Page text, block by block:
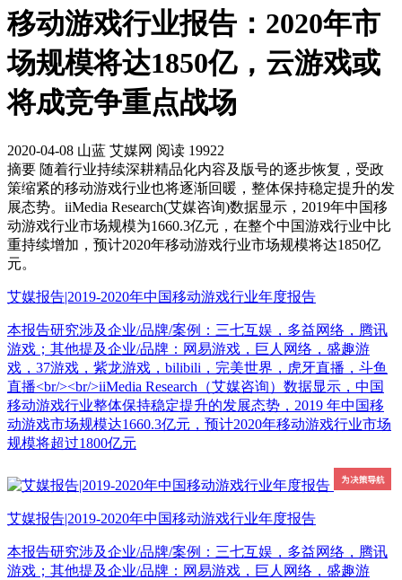
移动游戏行业报告：2020年市
场规模将达1850亿，云游戏或
将成竞争重点战场
2020-04-08 山蓝 艾媒网 阅读 19922
摘要 随着行业持续深耕精品化内容及版号的逐步恢复，受政
策缩紧的移动游戏行业也将逐渐回暖，整体保持稳定提升的发
展态势。iiMedia Research(艾媒咨询)数据显示，2019年中国移
动游戏行业市场规模为1660.3亿元，在整个中国游戏行业中比
重持续增加，预计2020年移动游戏行业市场规模将达1850亿
元。
艾媒报告|2019-2020年中国移动游戏行业年度报告
本报告研究涉及企业/品牌/案例：三七互娱，多益网络，腾讯
游戏；其他提及企业/品牌：网易游戏，巨人网络，盛趣游
戏，37游戏，紫龙游戏，bilibili，完美世界，虎牙直播，斗鱼
直播<br/><br/>iiMedia Research（艾媒咨询）数据显示，中国
移动游戏行业整体保持稳定提升的发展态势，2019 年中国移
动游戏市场规模达1660.3亿元，预计2020年移动游戏行业市场
规模将超过1800亿元
艾媒报告|2019-2020年中国移动游戏行业年度报告
本报告研究涉及企业/品牌/案例：三七互娱，多益网络，腾讯
游戏；其他提及企业/品牌：网易游戏，巨人网络，盛趣游